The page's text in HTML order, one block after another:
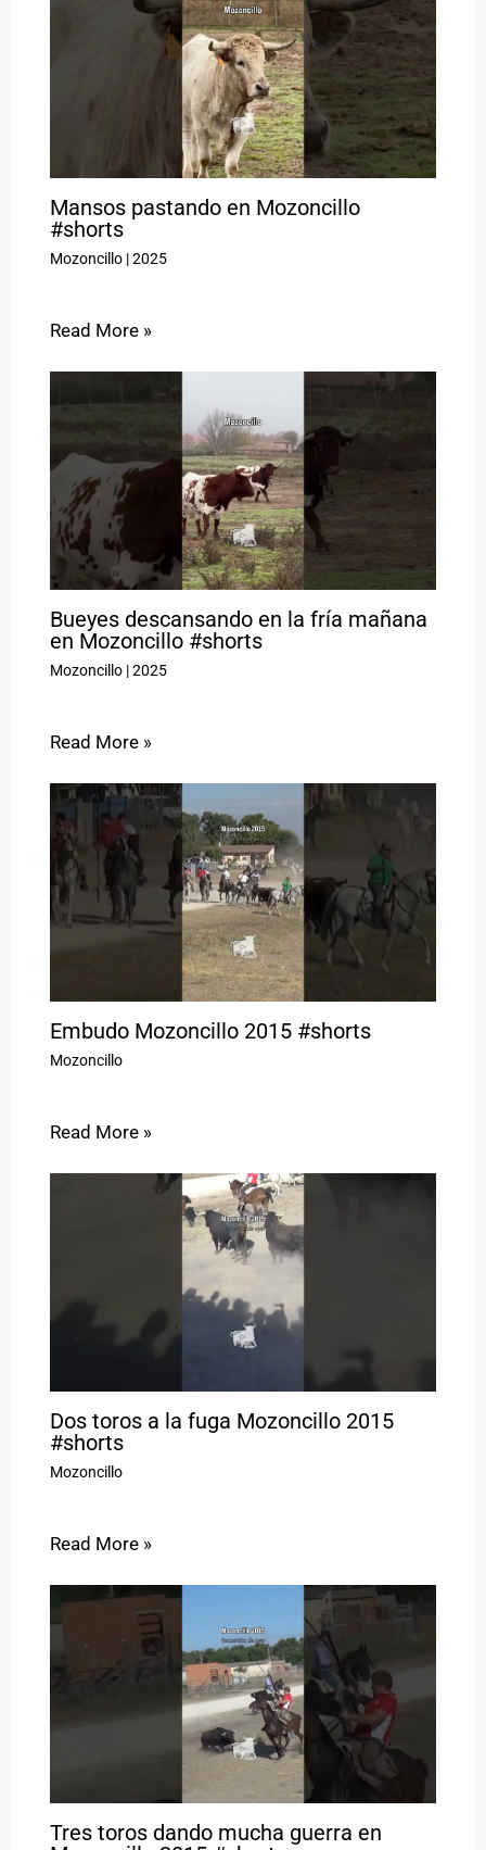
Mansos pastando en Mozoncillo
#shorts
Mozoncillo|2025
Read More »
Bueyes descansando en la fría mañana
en Mozoncillo #shorts
Mozoncillo|2025
Read More »
Embudo Mozoncillo 2015 #shorts
Mozoncillo
Read More »
Dos toros a la fuga Mozoncillo 2015
#shorts
Mozoncillo
Read More »
Tres toros dando mucha guerra en